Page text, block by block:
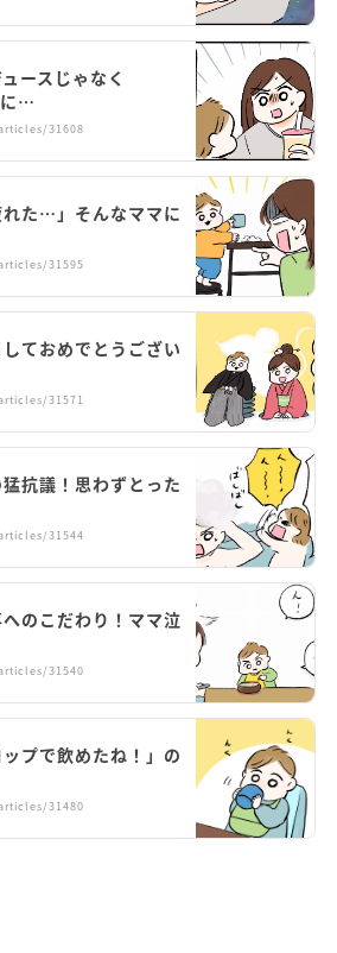
ースじゃなく
…
31608
れた…」そんなママに
31595
ておめでとうござい
31571
抗議！思わずとった
31544
へのこだわり！ママ泣
31540
プで飲めたね！」の
31480